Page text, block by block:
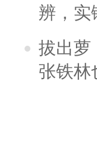
辨，实
拔出萝
张铁林